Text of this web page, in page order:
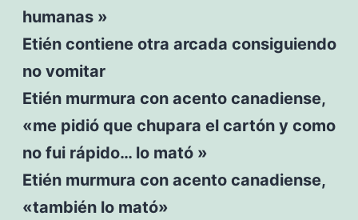
humanas »
Etién contiene otra arcada consiguiendo
no vomitar
Etién murmura con acento canadiense,
«me pidió que chupara el cartón y como
no fui rápido… lo mató »
Etién murmura con acento canadiense,
«también lo mató»